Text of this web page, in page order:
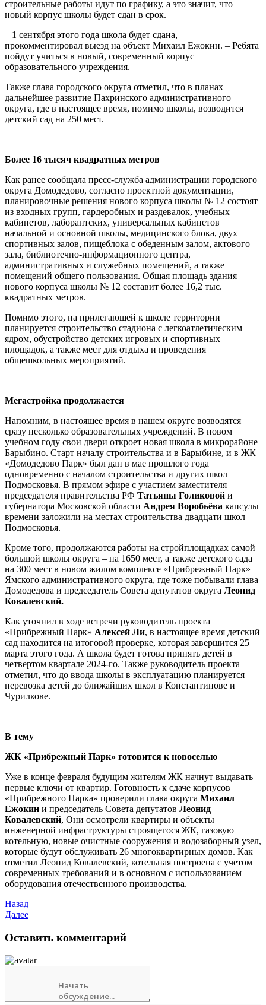
строительные работы идут по графику, а это значит, что
новый корпус школы будет сдан в срок.
– 1 сентября этого года школа будет сдана, –
прокомментировал выезд на объект Михаил Ежокин. – Ребята
пойдут учиться в новый, современный корпус
образовательного учреждения.
Также глава городского округа отметил, что в планах –
дальнейшее развитие Пахринского административного
округа, где в настоящее время, помимо школы, возводится
детский сад на 250 мест.
Более 16 тысяч квадратных метров
Как ранее сообщала пресс-служба администрации городского
округа Домодедово, согласно проектной документации,
планировочные решения нового корпуса школы № 12 состоят
из входных групп, гардеробных и раздевалок, учебных
кабинетов, лаборантских, универсальных кабинетов
начальной и основной школы, медицинского блока, двух
спортивных залов, пищеблока с обеденным залом, актового
зала, библиотечно-информационного центра,
административных и служебных помещений, а также
помещений общего пользования. Общая площадь здания
нового корпуса школы № 12 составит более 16,2 тыс.
квадратных метров.
Помимо этого, на прилегающей к школе территории
планируется строительство стадиона с легкоатлетическим
ядром, обустройство детских игровых и спортивных
площадок, а также мест для отдыха и проведения
общешкольных мероприятий.
Мегастройка продолжается
Напомним, в настоящее время в нашем округе возводятся
сразу несколько образовательных учреждений. В новом
учебном году свои двери откроет новая школа в микрорайоне
Барыбино. Старт началу строительства и в Барыбине, и в ЖК
«Домодедово Парк» был дан в мае прошлого года
одновременно с началом строительства и других школ
Подмосковья. В прямом эфире с участием заместителя
председателя правительства РФ Татьяны Голиковой и
губернатора Московской области Андрея Воробьёва капсулы
времени заложили на местах строительства двадцати школ
Подмосковья.
Кроме того, продолжаются работы на стройплощадках самой
большой школы округа – на 1650 мест, а также детского сада
на 300 мест в новом жилом комплексе «Прибрежный Парк»
Ямского административного округа, где тоже побывали глава
Домодедова и председатель Совета депутатов округа Леонид
Ковалевский.
Как уточнил в ходе встречи руководитель проекта
«Прибрежный Парк» Алексей Ли, в настоящее время детский
сад находится на итоговой проверке, которая завершится 25
марта этого года. А школа будет готова принять детей в
четвертом квартале 2024-го. Также руководитель проекта
отметил, что до ввода школы в эксплуатацию планируется
перевозка детей до ближайших школ в Константинове и
Чурилкове.
В тему
ЖК «Прибрежный Парк» готовится к новоселью
Уже в конце февраля будущим жителям ЖК начнут выдавать
первые ключи от квартир. Готовность к сдаче корпусов
«Прибрежного Парка» проверили глава округа Михаил
Ежокин и председатель Совета депутатов Леонид
Ковалевский, Они осмотрели квартиры и объекты
инженерной инфраструктуры строящегося ЖК, газовую
котельную, новые очистные сооружения и водозаборный узел,
которые будут обслуживать 26 многоквартирных домов. Как
отметил Леонид Ковалевский, котельная построена с учетом
современных требований и в основном с использованием
оборудования отечественного производства.
Назад
Далее
Оставить комментарий